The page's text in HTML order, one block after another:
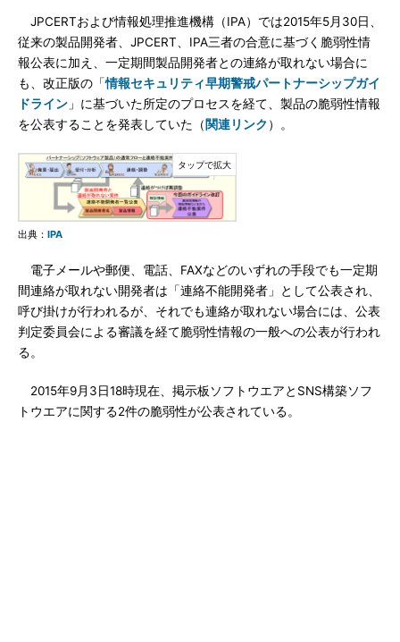
JPCERTおよび情報処理推進機構（IPA）では2015年5月30日、
従来の製品開発者、JPCERT、IPA三者の合意に基づく脆弱性情
報公表に加え、一定期間製品開発者との連絡が取れない場合に
も、改正版の「情報セキュリティ早期警戒パートナーシップガイ
ドライン 」に基づいた所定のプロセスを経て、製品の脆弱性情報
を公表することを発表していた（ 関連リンク ）。
出典： IPA
電子メールや郵便、電話、FAXなどのいずれの手段でも一定期
間連絡が取れない開発者は「連絡不能開発者」として公表され、
呼び掛けが行われるが、それでも連絡が取れない場合には、公表
判定委員会による審議を経て脆弱性情報の一般への公表が行われ
る。
2015年9月3日18時現在、掲示板ソフトウエアとSNS構築ソフ
トウエアに関する2件の脆弱性が公表されている。